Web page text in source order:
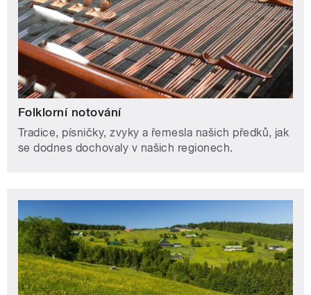
Folklorní notování
Tradice, písničky, zvyky a řemesla našich předků, jak
se dodnes dochovaly v našich regionech.